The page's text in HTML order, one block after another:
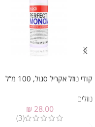
קודי נוזל אקריל סגול, 100 מ”ל
נוזלים
₪ 28.00
(3)